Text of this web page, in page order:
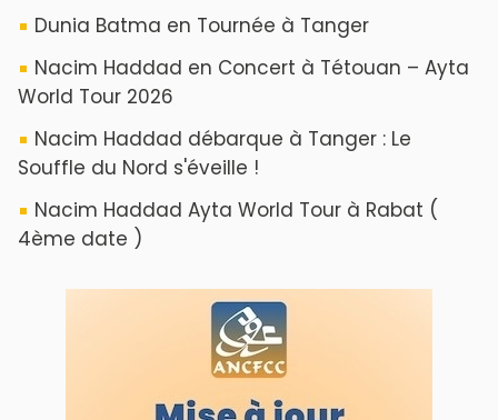
Dunia Batma en Tournée à Tanger
Nacim Haddad en Concert à Tétouan – Ayta
World Tour 2026
Nacim Haddad débarque à Tanger : Le
Souffle du Nord s'éveille !
Nacim Haddad Ayta World Tour à Rabat (
4ème date )